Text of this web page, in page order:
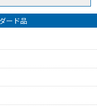
ード品